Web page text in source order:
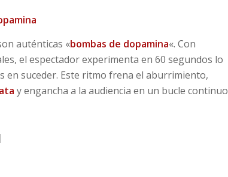
auténticas «bombas de dopamina«. Con
el espectador experimenta en 60 segundos lo
en suceder. Este ritmo frena el aburrimiento,
y engancha a la audiencia en un bucle continuo